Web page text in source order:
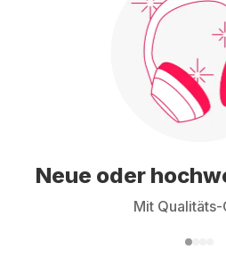
Neue oder
Mit